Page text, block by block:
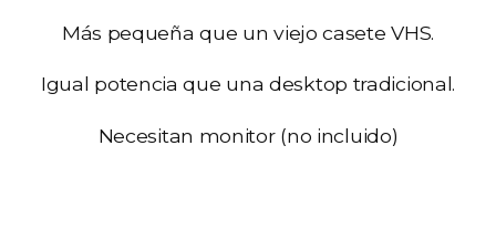
Más pequeña que un viejo casete VHS.
Igual potencia que una desktop tradicional.
Necesitan monitor (no incluido)